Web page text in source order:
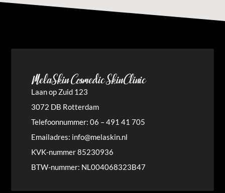
MelaSkin Cosmedic SkinClinic
Laan op Zuid 123
3072 DB Rotterdam
Telefoonnummer: 06 – 491 41 705
Emailadres: info@melaskin.nl
KVK-nummer 85230936
BTW-nummer: NL004068323B47